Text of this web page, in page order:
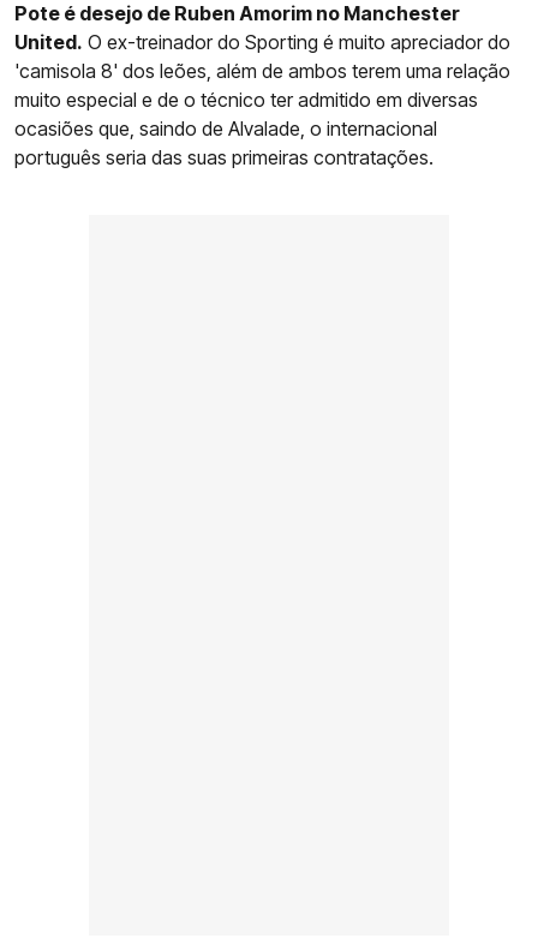
Pote é desejo de Ruben Amorim no Manchester
United. O ex-treinador do Sporting é muito apreciador do
'camisola 8' dos leões, além de ambos terem uma relação
muito especial e de o técnico ter admitido em diversas
ocasiões que, saindo de Alvalade, o internacional
português seria das suas primeiras contratações.